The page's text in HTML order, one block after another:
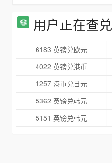
用户正在查兑
6183 英镑兑欧元
4022 英镑兑港币
1257 港币兑日元
5362 英镑兑韩元
5151 英镑兑韩元